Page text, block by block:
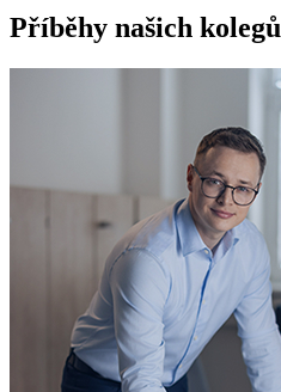
Příběhy našich kolegů